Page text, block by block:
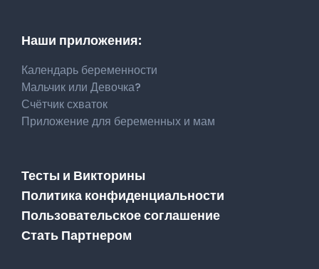
Наши приложения:
Календарь беременности
Мальчик или Девочка?
Счётчик схваток
Приложение для беременных и мам
Тесты и Викторины
Политика конфиденциальности
Пользовательское соглашение
Стать Партнером